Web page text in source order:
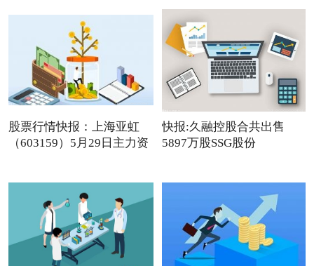
股票行情快报：上海亚虹
（603159）5月29日主力资
快报:久融控股合共出售
5897万股SSG股份